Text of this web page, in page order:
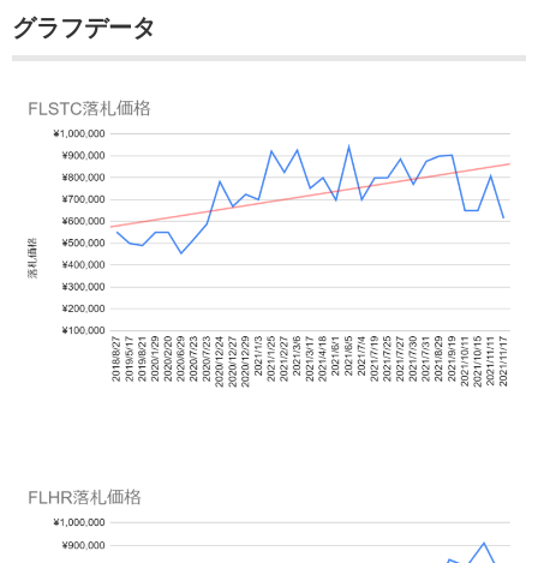
グラフデータ